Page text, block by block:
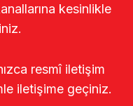
kesinlikle
resmî iletişim
iletişime geçiniz.